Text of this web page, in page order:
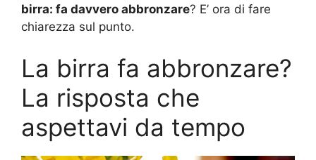
birra: fa davvero abbronzare? E’ ora di fare
chiarezza sul punto.
La birra fa abbronzare?
La risposta che
aspettavi da tempo